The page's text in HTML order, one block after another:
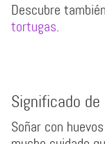
Descubre
tortugas.
Significado
Soñar con